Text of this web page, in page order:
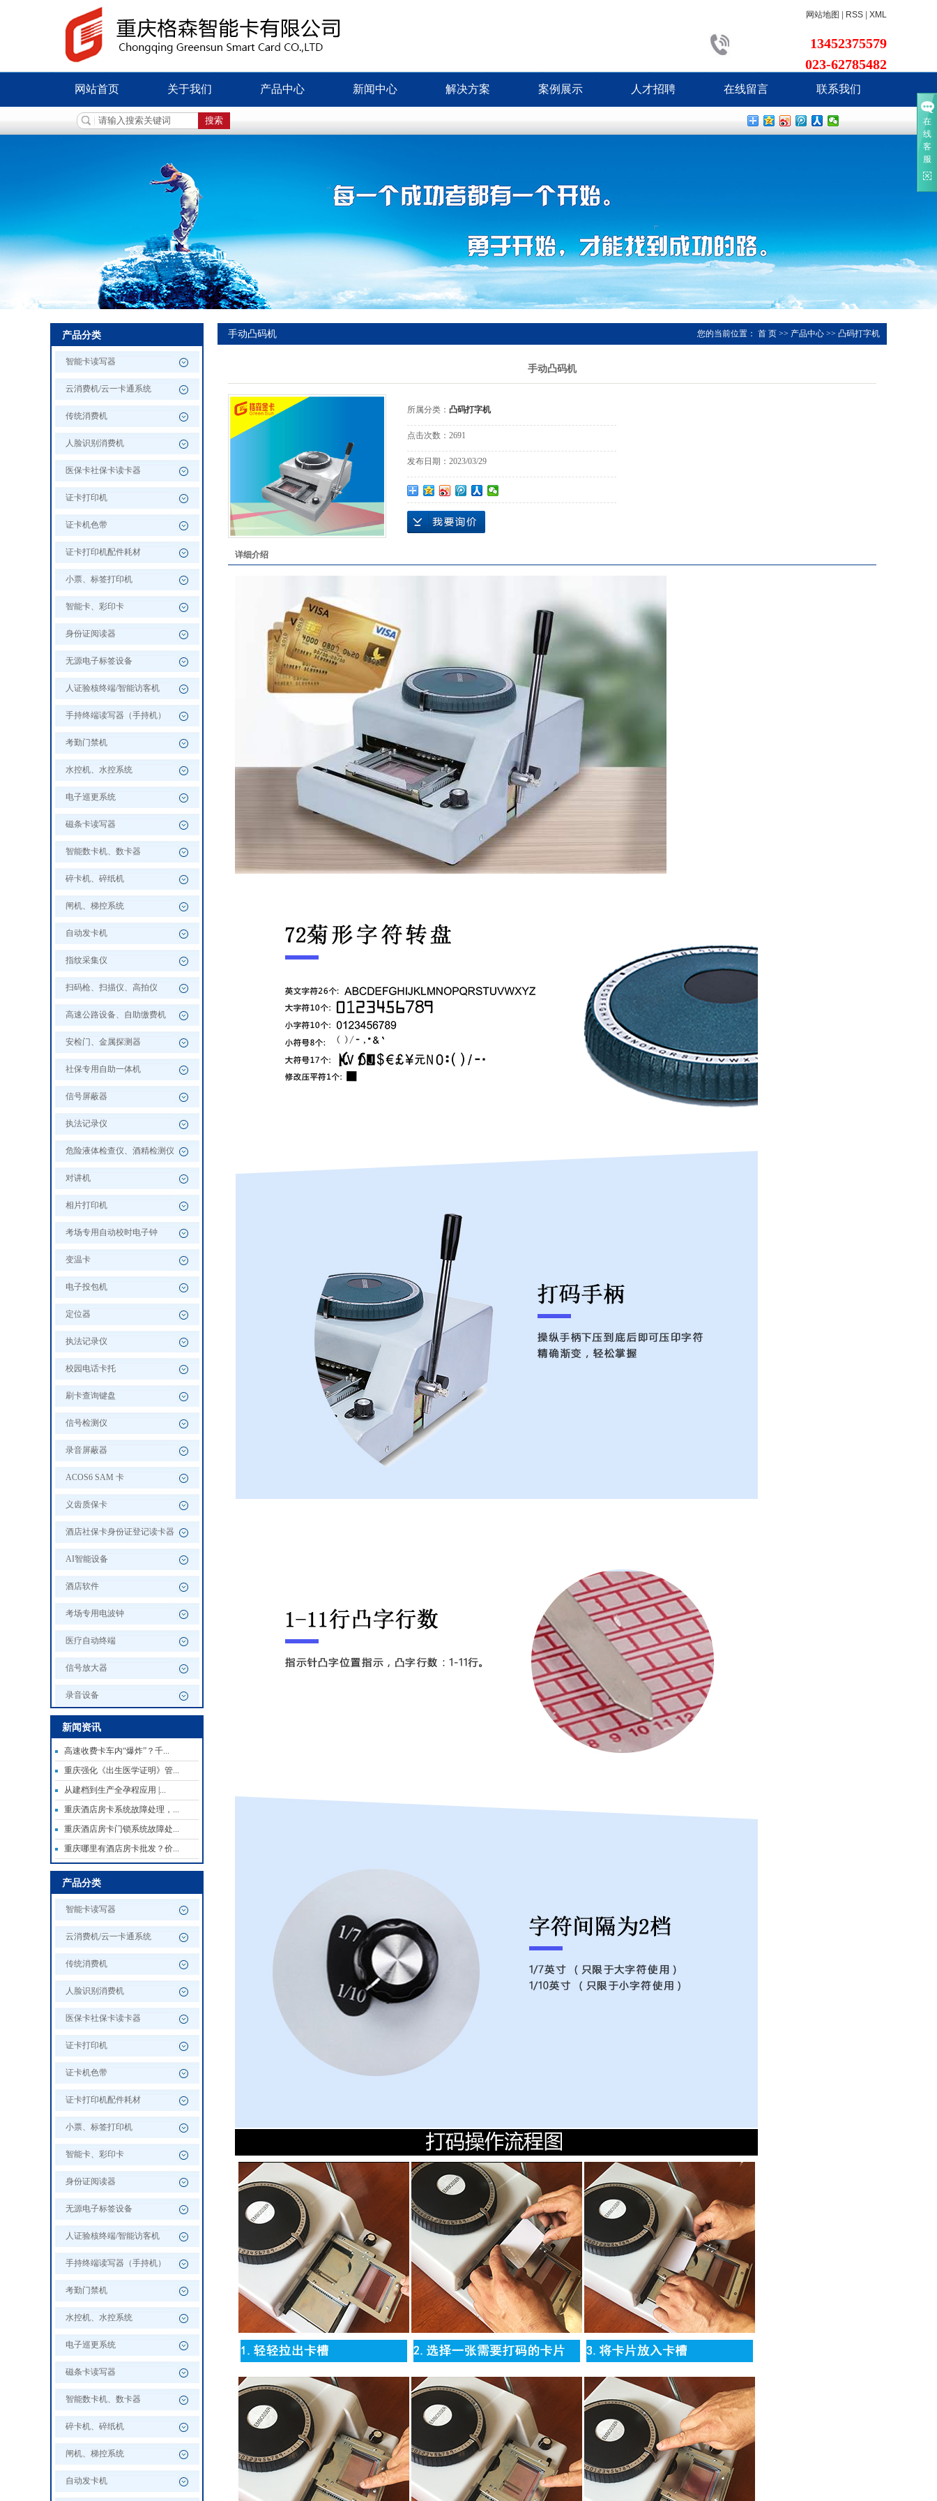
网站地图 RSS XML
13452375579
023-62785482
网站首页 关于我们 产品中心 新闻中心 解决方案 案例展示 人才招聘 在线留言 联系我们
产品分类
智能卡读写器
云消费机/云一卡通系统
传统消费机
人脸识别消费机
医保卡社保卡读卡器
证卡打印机
证卡机色带
证卡打印机配件耗材
小票、标签打印机
智能卡、彩印卡
身份证阅读器
无源电子标签设备
人证验核终端/智能访客机
手持终端读写器（手持机）
考勤门禁机
水控机、水控系统
电子巡更系统
磁条卡读写器
智能数卡机、数卡器
碎卡机、碎纸机
闸机、梯控系统
自动发卡机
指纹采集仪
扫码枪、扫描仪、高拍仪
高速公路设备、自助缴费机
安检门、金属探测器
社保专用自助一体机
信号屏蔽器
执法记录仪
危险液体检查仪、酒精检测仪
对讲机
相片打印机
考场专用自动校时电子钟
变温卡
电子投包机
定位器
执法记录仪
校园电话卡托
刷卡查询键盘
信号检测仪
录音屏蔽器
ACOS6 SAM 卡
义齿质保卡
酒店社保卡身份证登记读卡器
AI智能设备
酒店软件
考场专用电波钟
医疗自动终端
信号放大器
录音设备
新闻资讯
高速收费卡车内“爆炸”？千...
重庆强化《出生医学证明》管...
从建档到生产全孕程应用 |...
重庆酒店房卡系统故障处理，...
重庆酒店房卡门锁系统故障处...
重庆哪里有酒店房卡批发？价...
产品分类
智能卡读写器
云消费机/云一卡通系统
传统消费机
人脸识别消费机
医保卡社保卡读卡器
证卡打印机
证卡机色带
证卡打印机配件耗材
小票、标签打印机
智能卡、彩印卡
身份证阅读器
无源电子标签设备
人证验核终端/智能访客机
手持终端读写器（手持机）
考勤门禁机
水控机、水控系统
电子巡更系统
磁条卡读写器
智能数卡机、数卡器
碎卡机、碎纸机
闸机、梯控系统
自动发卡机
手动凸码机 您的当前位置： 首 页 >> 产品中心 >> 凸码打字机
手动凸码机
所属分类： 凸码打字机
点击次数： 2691
发布日期： 2023/03/29
详细介绍
在
线
客
服